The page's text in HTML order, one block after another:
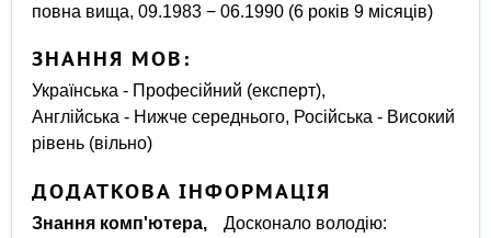
повна вища, 09.1983 − 06.1990 (6 років 9 місяців)
ЗНАННЯ МОВ:
Українська - Професійний (експерт),
Англійська - Нижче середнього, Російська - Високий
рівень (вільно)
ДОДАТКОВА ІНФОРМАЦІЯ
Знання комп'ютера,
Досконало володію: